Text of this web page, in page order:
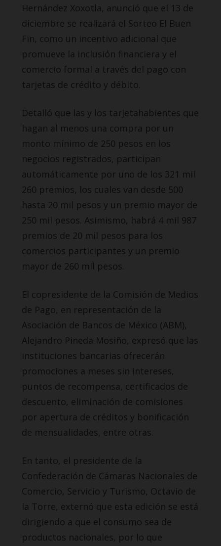
Hernández Xoxotla, anunció que el 13 de
diciembre se realizará el Sorteo El Buen
Fin, como un incentivo adicional que
promueve la inclusión financiera y el
comercio formal a través del pago con
tarjetas de crédito y débito.
Detalló que las y los tarjetahabientes que
hagan al menos una compra por un
monto mínimo de 250 pesos en los
negocios registrados, participan
automáticamente por uno de los 321 mil
260 premios, los cuales van desde 500
hasta 20 mil pesos y un premio mayor de
250 mil pesos. Asimismo, habrá 4 mil 987
premios de 20 mil pesos para los
comercios participantes y un premio
mayor de 260 mil pesos.
El copresidente de la Comisión de Medios
de Pago, en representación de la
Asociación de Bancos de México (ABM),
Alejandro Pineda Mosiño, expresó que las
instituciones bancarias ofrecerán
promociones a meses sin intereses,
puntos de recompensa, certificados de
descuento, eliminación de comisiones
por apertura de créditos y bonificación
de mensualidades, entre otras.
En tanto, el presidente de la
Confederación de Cámaras Nacionales de
Comercio, Servicio y Turismo, Octavio de
la Torre, externó que esta edición se está
dirigiendo a que el consumo sea de
productos nacionales, por lo que